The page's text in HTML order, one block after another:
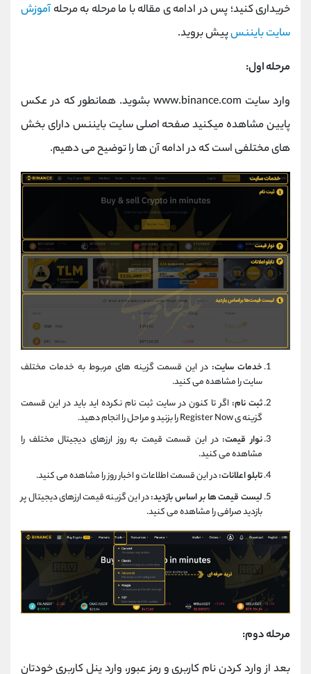
خریداری کنید؛ پس در ادامه ی مقاله با ما مرحله به مرحلهآموزش
سایت بایننسپیش بروید.
مرحله اول:
وارد سایت www.binance.com بشوید. همانطور که در عکس
پایین مشاهده میکنید صفحه اصلی سایت بایننس دارای بخش
های مختلفی است که در ادامه آن ها را توضیح می دهیم.
خدمات سایت: در این قسمت گزینه های مربوط به خدمات مختلف
سایت را مشاهده می کنید.
ثبت نام: اگر تا کنون در سایت ثبت نام نکرده اید باید در این قسمت
گزینه ی Register Now را بزنید و مراحل را انجام دهید.
نوار قیمت:در این قسمت قیمت به روز ارزهای دیجیتال مختلف را
مشاهده می کنید.
تابلو اعلانات:در این قسمت اطلاعات و اخبار روز را مشاهده می کنید.
لیست قیمت ها بر اساس بازدید:در این گزینه قیمت ارزهای دیجیتال پر
بازدید صرافی را مشاهده می کنید.
مرحله دوم:
بعد از وارد کردن نام کاربری و رمز عبور، وارد پنل کاربری خودتان